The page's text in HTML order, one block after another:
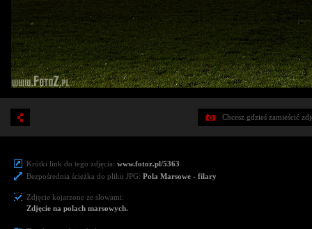
Chcesz gdzieś zamieścić
Krótki link do tego zdjęcia: www.fotoz.pl/5363
Bezpośrednia ścieżka do pliku JPG: Pola Marsowe - filary
Zdjęcie kojarzone ze słowami:
Zdjęcie na polach marsowych.